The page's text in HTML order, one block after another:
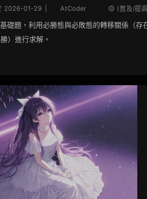
2026-01-29 AtCoder 🟡 (普及/提
礎題，利用必勝態與必敗態的轉移關係（存
）進行求解。